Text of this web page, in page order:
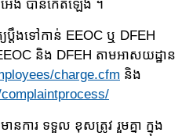
អើង បានកើតឡើង ។
ប្តឹងទៅកាន់ EEOC ឬ DFEH
និង DFEH តាមអាសយដ្ឋាន
charge.cfm និង
នការ ទទួល ខុសត្រូវ រួមគ្នា ក្នុង